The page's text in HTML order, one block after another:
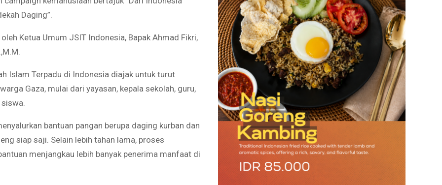
Daging”.
Ketua Umum JSIT Indonesia, Bapak Ahmad Fikri,
Islam Terpadu di Indonesia diajak untuk turut
Gaza, mulai dari yayasan, kepala sekolah, guru,
bantuan pangan berupa daging kurban dan
siap saji. Selain lebih tahan lama, proses
menjangkau lebih banyak penerima manfaat di